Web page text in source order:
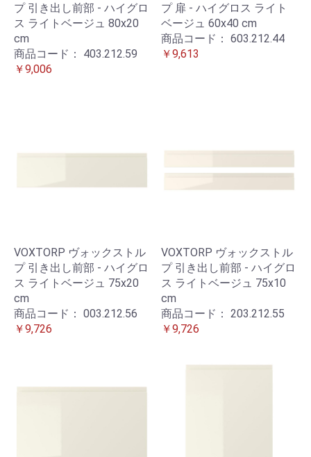
プ 引き出し前部 - ハイグロ
ス ライトベージュ 80x20
cm
商品コード： 403.212.59
￥9,006
プ 扉 - ハイグロス ライト
ベージュ 60x40 cm
商品コード： 603.212.44
￥9,613
VOXTORP ヴォックストル
プ 引き出し前部 - ハイグロ
ス ライトベージュ 75x20
cm
商品コード： 003.212.56
￥9,726
VOXTORP ヴォックストル
プ 引き出し前部 - ハイグロ
ス ライトベージュ 75x10
cm
商品コード： 203.212.55
￥9,726